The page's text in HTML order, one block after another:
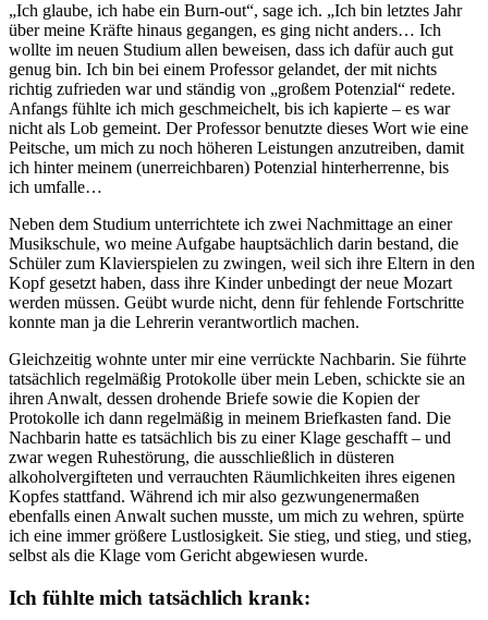
„Ich glaube, ich habe ein Burn-out“, sage ich. „Ich bin letztes Jahr
über meine Kräfte hinaus gegangen, es ging nicht anders… Ich
wollte im neuen Studium allen beweisen, dass ich dafür auch gut
genug bin. Ich bin bei einem Professor gelandet, der mit nichts
richtig zufrieden war und ständig von „großem Potenzial“ redete.
Anfangs fühlte ich mich geschmeichelt, bis ich kapierte – es war
nicht als Lob gemeint. Der Professor benutzte dieses Wort wie eine
Peitsche, um mich zu noch höheren Leistungen anzutreiben, damit
ich hinter meinem (unerreichbaren) Potenzial hinterherrenne, bis
ich umfalle…
Neben dem Studium unterrichtete ich zwei Nachmittage an einer
Musikschule, wo meine Aufgabe hauptsächlich darin bestand, die
Schüler zum Klavierspielen zu zwingen, weil sich ihre Eltern in den
Kopf gesetzt haben, dass ihre Kinder unbedingt der neue Mozart
werden müssen. Geübt wurde nicht, denn für fehlende Fortschritte
konnte man ja die Lehrerin verantwortlich machen.
Gleichzeitig wohnte unter mir eine verrückte Nachbarin. Sie führte
tatsächlich regelmäßig Protokolle über mein Leben, schickte sie an
ihren Anwalt, dessen drohende Briefe sowie die Kopien der
Protokolle ich dann regelmäßig in meinem Briefkasten fand. Die
Nachbarin hatte es tatsächlich bis zu einer Klage geschafft – und
zwar wegen Ruhestörung, die ausschließlich in düsteren
alkoholvergifteten und verrauchten Räumlichkeiten ihres eigenen
Kopfes stattfand. Während ich mir also gezwungenermaßen
ebenfalls einen Anwalt suchen musste, um mich zu wehren, spürte
ich eine immer größere Lustlosigkeit. Sie stieg, und stieg, und stieg,
selbst als die Klage vom Gericht abgewiesen wurde.
Ich fühlte mich tatsächlich krank: